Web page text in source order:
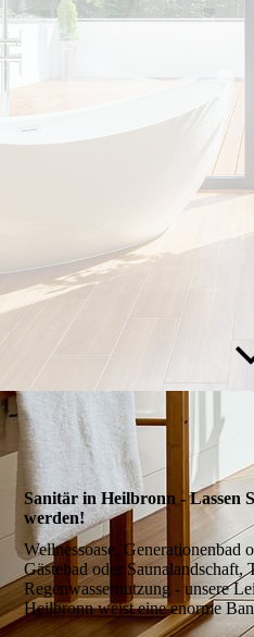
Sanitär in Heilbronn - Lassen
werden!
Wellnessoase, Generationenbad
Gästebad oder Saunalandschaft,
Regenwassernutzung - unsere
Heilbronn weist eine enorme